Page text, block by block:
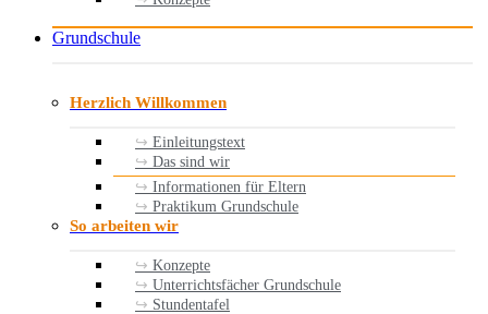
Grundschule
Herzlich Willkommen
Einleitungstext
Das sind wir
Informationen für Eltern
Praktikum Grundschule
So arbeiten wir
Konzepte
Unterrichtsfächer Grundschule
Stundentafel